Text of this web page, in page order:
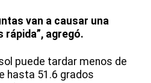
van a causar una
agregó.
puede tardar menos de
hasta 51.6 grados